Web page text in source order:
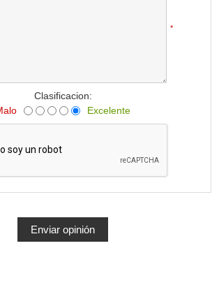
*
Clasificacion:
Excelente